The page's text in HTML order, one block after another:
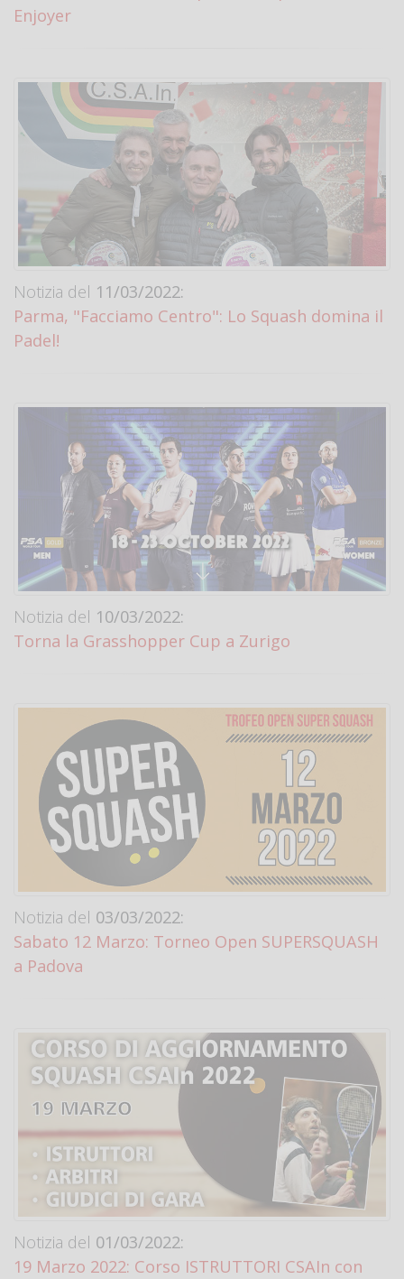
Enjoyer
Notizia del 11/03/2022:
Parma, "Facciamo Centro": Lo Squash domina il
Padel!
Notizia del 10/03/2022:
Torna la Grasshopper Cup a Zurigo
Notizia del 03/03/2022:
Sabato 12 Marzo: Torneo Open SUPERSQUASH
a Padova
Notizia del 01/03/2022:
19 Marzo 2022: Corso ISTRUTTORI CSAIn con